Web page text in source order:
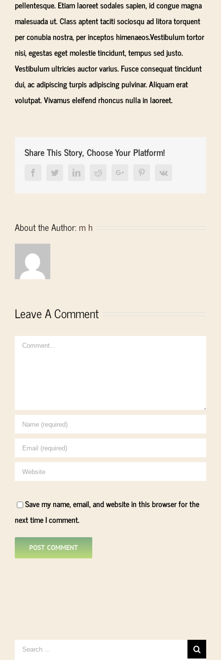
pellentesque. Etiam laoreet sodales sapien, id congue magna
malesuada ut. Class aptent taciti sociosqu ad litora torquent
per conubia nostra, per inceptos himenaeos.Vestibulum tortor
nisi, egestas eget molestie tincidunt, tempus sed justo.
Vestibulum ultricies auctor varius. Fusce consequat tincidunt
dui, ac adipiscing turpis adipiscing pulvinar. Aliquam erat
volutpat. Vivamus eleifend rhoncus nulla in laoreet.
Share This Story, Choose Your Platform!
FacebookTwitterLinkedInRedditGoogle+ PinterestVk
About the Author: m h
Leave A Comment
Comment
Save my name, email, and website in this browser for the
next time I comment.
Search